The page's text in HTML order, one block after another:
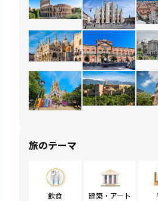
旅のテーマ
飲食 建築・アート